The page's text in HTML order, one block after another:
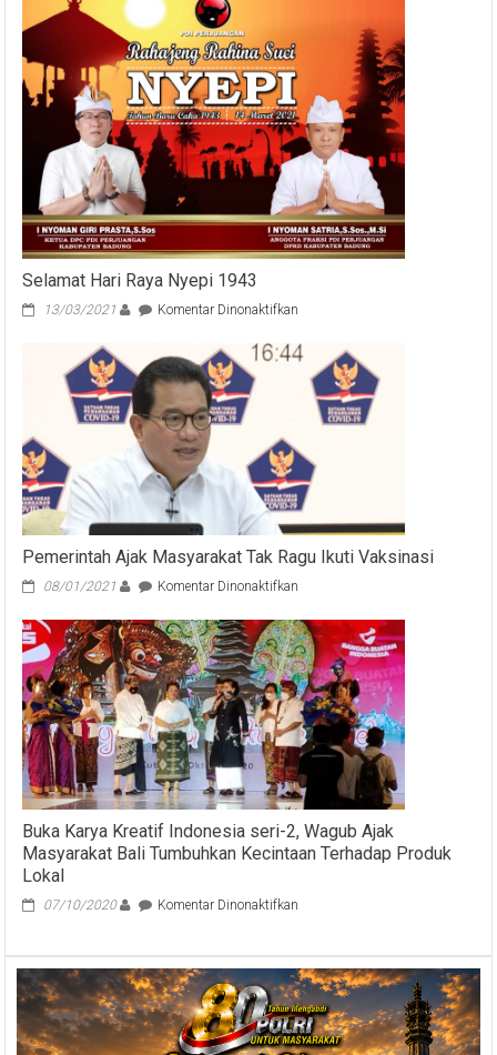
Selamat Hari Raya Nyepi 1943
13/03/2021 Komentar Dinonaktifkan
Hari
Raya
Nyepi
1943
Pemerintah Ajak Masyarakat Tak Ragu Ikuti Vaksinasi
08/01/2021 Komentar Dinonaktifkan
Ajak
Masyarakat
Tak
Ragu
Ikuti
Vaksinasi
Buka Karya Kreatif Indonesia seri-2, Wagub Ajak
Masyarakat Bali Tumbuhkan Kecintaan Terhadap Produk
Lokal
07/10/2020 Komentar Dinonaktifkan
Indonesia
seri-
2,
Wagub